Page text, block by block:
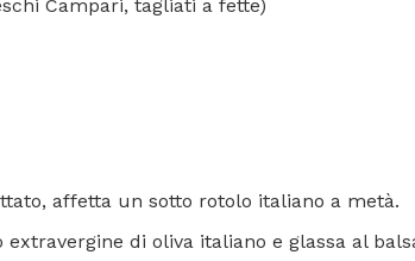
Campari, tagliati a fette)
affetta un sotto rotolo italiano a metà.
di oliva italiano e glassa al